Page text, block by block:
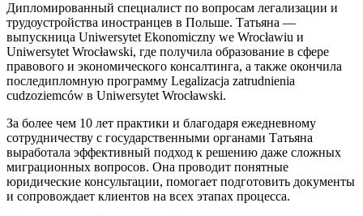
Дипломированный специалист по вопросам легализации и
трудоустройства иностранцев в Польше. Татьяна —
выпускница Uniwersytet Ekonomiczny we Wrocławiu и
Uniwersytet Wrocławski, где получила образование в сфере
правового и экономического консалтинга, а также окончила
последипломную программу Legalizacja zatrudnienia
cudzoziemców в Uniwersytet Wrocławski.
За более чем 10 лет практики и благодаря ежедневному
сотрудничеству с государственными органами Татьяна
выработала эффективный подход к решению даже сложных
миграционных вопросов. Она проводит понятные
юридические консультации, помогает подготовить документы
и сопровождает клиентов на всех этапах процесса.